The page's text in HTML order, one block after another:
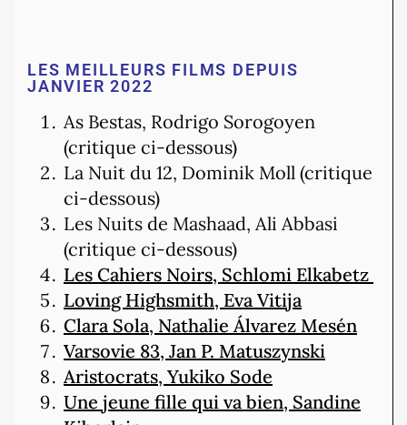
LES MEILLEURS FILMS DEPUIS
JANVIER 2022
As Bestas, Rodrigo Sorogoyen
(critique ci-dessous)
La Nuit du 12, Dominik Moll (critique
ci-dessous)
Les Nuits de Mashaad, Ali Abbasi
(critique ci-dessous)
Les Cahiers Noirs, Schlomi Elkabetz
Loving Highsmith, Eva Vitija
Clara Sola, Nathalie Álvarez Mesén
Varsovie 83, Jan P. Matuszynski
Aristocrats, Yukiko Sode
Une jeune fille qui va bien, Sandine